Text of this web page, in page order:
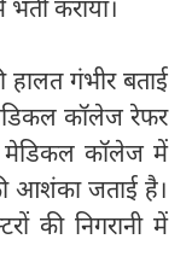
कराया।
हालत गंभीर बताई
कॉलेज रेफर
मेडिकल कॉलेज में
आशंका जताई है।
की निगरानी में